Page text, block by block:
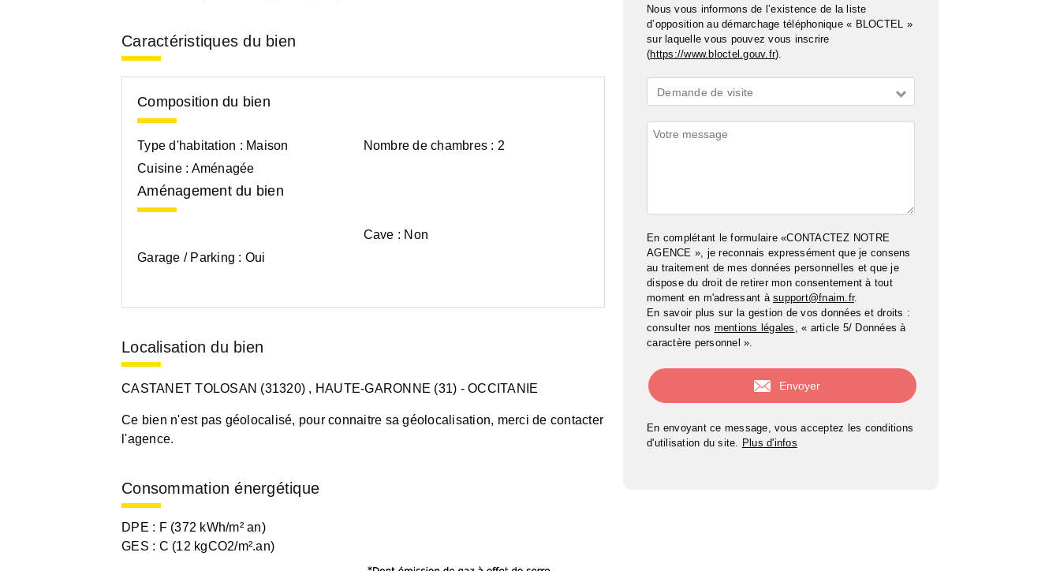
Caractéristiques du bien
Composition du bien
Type d'habitation : Maison Nombre de chambres : 2
Cuisine : Aménagée
Aménagement du bien
Cave : Non
Garage / Parking : Oui
Surface
Parking :
Localisation du bien
CASTANET TOLOSAN (31320) , HAUTE-GARONNE (31) - OCCITANIE
Ce bien n'est pas géolocalisé, pour connaitre sa géolocalisation, merci de contacter
l'agence.
Consommation énergétique
DPE : F (372 kWh/m² an)
GES : C (12 kgCO2/m².an)
Nous vous informons de l’existence de la liste
d’opposition au démarchage téléphonique « BLOCTEL »
sur laquelle vous pouvez vous inscrire
(https://www.bloctel.gouv.fr).
Demande
*
Demande de visite
Commentaires
En complétant le formulaire «CONTACTEZ NOTRE
AGENCE », je reconnais expressément que je consens
au traitement de mes données personnelles et que je
dispose du droit de retirer mon consentement à tout
moment en m'adressant à support@fnaim.fr.
En savoir plus sur la gestion de vos données et droits :
consulter nos mentions légales , « article 5/ Données à
caractère personnel ».
En envoyant ce message, vous acceptez les conditions
d'utilisation du site. Plus d'infos